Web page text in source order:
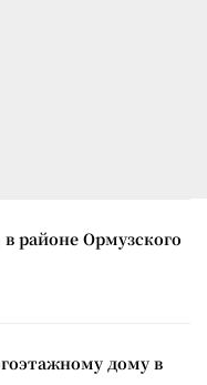
районе Ормузского
дому в